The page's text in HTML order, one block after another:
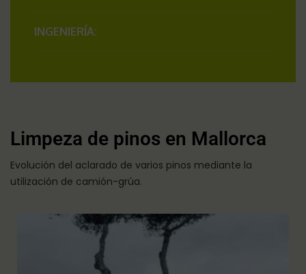
INGENIERÍA:
Limpeza de pinos en Mallorca
Evolución del aclarado de varios pinos mediante la
utilización de camión-grúa.